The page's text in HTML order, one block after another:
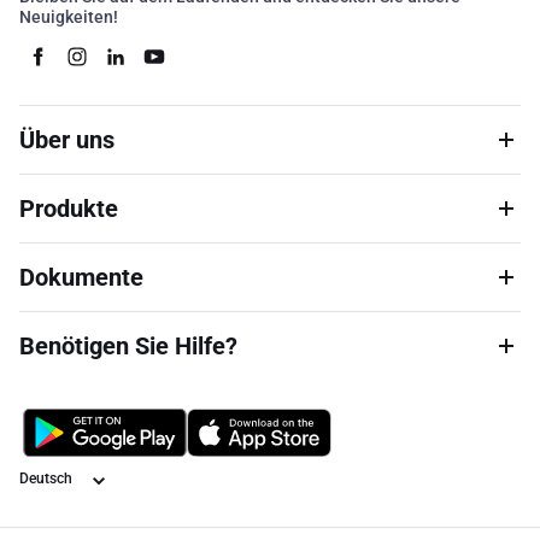
Neuigkeiten!
Über uns
Produkte
Dokumente
Benötigen Sie Hilfe?
Sprache